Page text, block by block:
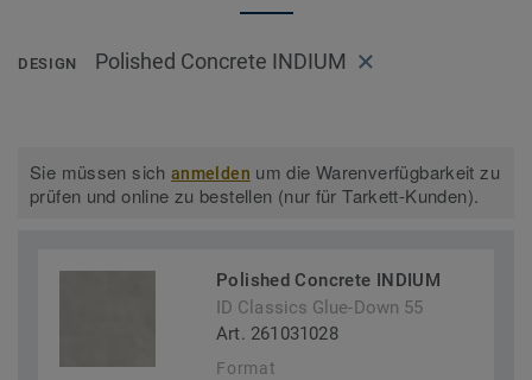
DESIGN Polished Concrete INDIUM
Sie müssen sichanmelden um die Warenverfügbarkeit zu
prüfen und online zu bestellen (nur für Tarkett-Kunden).
Polished Concrete INDIUM
ID Classics Glue-Down 55
Art. 261031028
Format